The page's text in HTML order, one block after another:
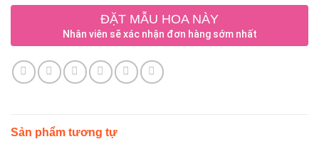
ĐẶT MẪU HOA NÀY
Nhân viên sẽ xác nhận đơn hàng sớm nhất
Sản phẩm tương tự